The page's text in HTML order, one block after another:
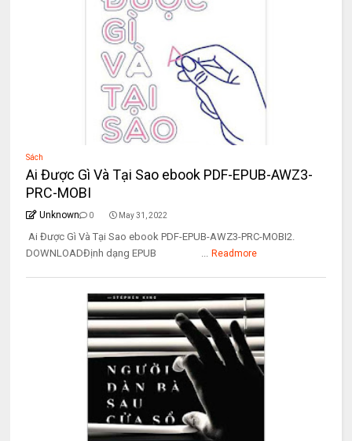
Sách
Ai Được Gì Và Tại Sao ebook PDF-EPUB-AWZ3-
PRC-MOBI
Unknown 0 May 31, 2022
Ai Được Gì Và Tại Sao ebook PDF-EPUB-AWZ3-PRC-MOBI2.
DOWNLOADĐịnh dạng EPUB ... Readmore